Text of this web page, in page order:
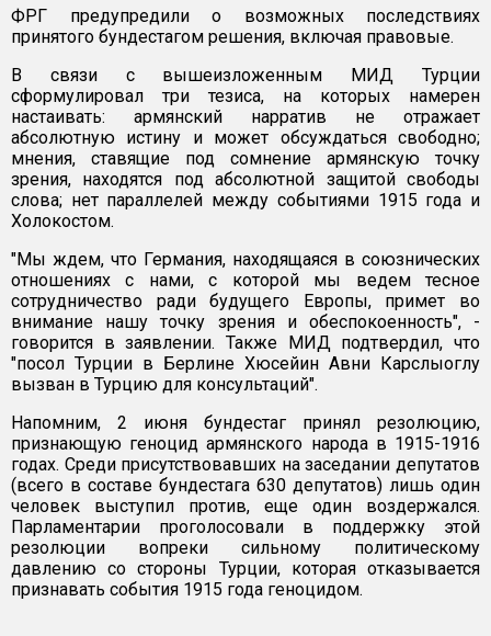
ФРГ предупредили о возможных последствиях
принятого бундестагом решения, включая правовые.
В связи с вышеизложенным МИД Турции
сформулировал три тезиса, на которых намерен
настаивать: армянский нарратив не отражает
абсолютную истину и может обсуждаться свободно;
мнения, ставящие под сомнение армянскую точку
зрения, находятся под абсолютной защитой свободы
слова; нет параллелей между событиями 1915 года и
Холокостом.
"Мы ждем, что Германия, находящаяся в союзнических
отношениях с нами, с которой мы ведем тесное
сотрудничество ради будущего Европы, примет во
внимание нашу точку зрения и обеспокоенность", -
говорится в заявлении. Также МИД подтвердил, что
"посол Турции в Берлине Хюсейин Авни Карслыоглу
вызван в Турцию для консультаций".
Напомним, 2 июня бундестаг принял резолюцию,
признающую геноцид армянского народа в 1915-1916
годах. Среди присутствовавших на заседании депутатов
(всего в составе бундестага 630 депутатов) лишь один
человек выступил против, еще один воздержался.
Парламентарии проголосовали в поддержку этой
резолюции вопреки сильному политическому
давлению со стороны Турции, которая отказывается
признавать события 1915 года геноцидом.